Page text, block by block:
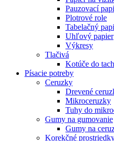
Pauzovací
Plotrové role
Tabelačný
Uhľový papier
Výkresy
Tlačivá
Kotúče do
Písacie potreby
Ceruzky
Drevené
Mikroceruzky
Tuhy do
Gumy na gumovanie
Gumy na
Korekčné